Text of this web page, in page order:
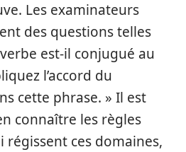
Les examinateurs
des questions telles
est-il conjugué au
l’accord du
cette phrase. » Il est
connaître les règles
ces domaines,